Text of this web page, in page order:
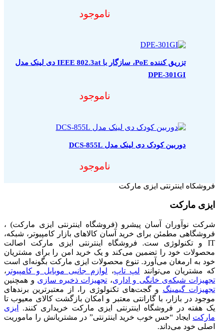
ناموجود
تزریق کننده PoE، سازگار با IEEE 802.3at دی لینک مدل
DPE-301GI
ناموجود
دوربین کودک دی لینک مدل DCS-855L
ناموجود
فروشگاه اینترنتی ایزی مارکت
ایزی مارکت
شرکت نوآوران آسان پیشرو (فروشگاه اینترنتی ایزی مارکت) ،
فروشگاهی مطمئن برای خرید آسان کالاهای بازار کامپیوتر، شبکه،
IT و تکنولوژی ست. فروشگاه اینترنتی ایزی مارکت اصالت
محصولات خود را تضمین می‌کند و یک خرید امن را برای مشتریان
خود به ارمغان می‌آورد. تنوع محصولات ایزی مارکت بگونه‌ای است
که مشتریان می‌توانند لپ تاپ، لوازم جانبی موبایل و کامپیوتر ،
تجهیزات شبکه‌ی خانگی و اداری، تجهیزات ذخیره سازی و همچنین
تجهیزات گیمینگ و گجت‌های تکنولوژی را، از معتبرترین برندهای
موجود در بازار، با گارانتی معتبر و امکان بازگشت کالای معیوب تا
یک هفته در فروشگاه اینترنتی ایزی مارکت خریداری کنند.
ایزی
مارکت ایجاد “حس خوب خرید اینترنتی” در مشتریانش را ماموریت
اصلی خود می‌داند.